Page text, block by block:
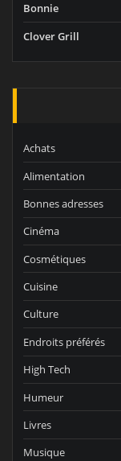
Bonnie
Clover Grill
Achats
Alimentation
Bonnes adresses
Cinéma
Cosmétiques
Cuisine
Culture
Endroits préférés
High Tech
Humeur
Livres
Musique